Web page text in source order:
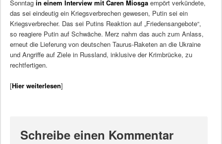
Sonntag in einem Interview mit Caren Miosgaempört verkündete,
das sei eindeutig ein Kriegsverbrechen gewesen, Putin sei ein
Kriegsverbrecher. Das sei Putins Reaktion auf „Friedensangebote“,
so reagiere Putin auf Schwäche. Merz nahm das auch zum Anlass,
erneut die Lieferung von deutschen Taurus-Raketen an die Ukraine
und Angriffe auf Ziele in Russland, inklusive der Krimbrücke, zu
rechtfertigen.
[Hier weiterlesen]
Schreibe einen Kommentar